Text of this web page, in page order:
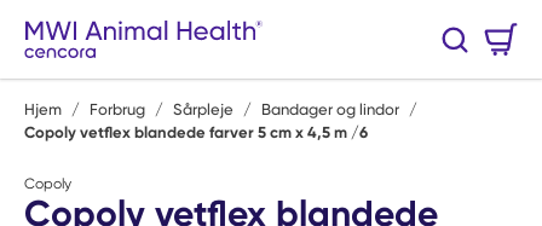
Spring til hovedindhold
Søg
Hjem / Forbrug / Sårpleje / Bandager og lindor /
Copoly vetflex blandede farver 5 cm x 4,5 m /6
Copoly
Copoly vetflex blandede